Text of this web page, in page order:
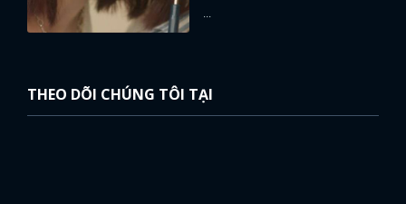
THEO DÕI CHÚNG TÔI TẠI